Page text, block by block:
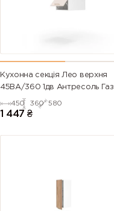
Кухонна секція Лео верхня
45ВА/360 1дв Антресоль Газ
Ліфт
450 360 580
1 447 ₴